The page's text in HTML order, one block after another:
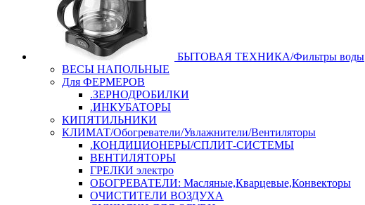
БЫТОВАЯ ТЕХНИКА/Фильтры воды
ВЕСЫ НАПОЛЬНЫЕ
Для ФЕРМЕРОВ
.ЗЕРНОДРОБИЛКИ
.ИНКУБАТОРЫ
КИПЯТИЛЬНИКИ
КЛИМАТ/Обогреватели/Увлажнители/Вентиляторы
.КОНДИЦИОНЕРЫ/СПЛИТ-СИСТЕМЫ
ВЕНТИЛЯТОРЫ
ГРЕЛКИ электро
ОБОГРЕВАТЕЛИ: Масляные,Кварцевые,Конвекторы
ОЧИСТИТЕЛИ ВОЗДУХА